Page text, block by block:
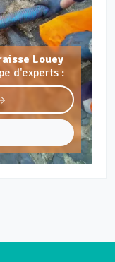
Louey
d'experts :